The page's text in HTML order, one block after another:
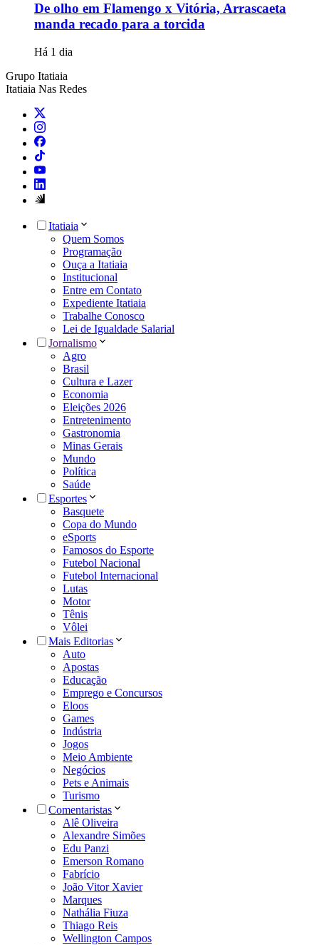
De olho em Flamengo x Vitória, Arrascaeta
manda recado para a torcida
Há 1 dia
Grupo Itatiaia
Itatiaia Nas Redes
Itatiaia
Quem Somos
Programação
Ouça a Itatiaia
Institucional
Entre em Contato
Expediente Itatiaia
Trabalhe Conosco
Lei de Igualdade Salarial
Jornalismo
Agro
Brasil
Cultura e Lazer
Economia
Eleições 2026
Entretenimento
Gastronomia
Minas Gerais
Mundo
Política
Saúde
Esportes
Basquete
Copa do Mundo
eSports
Famosos do Esporte
Futebol Nacional
Futebol Internacional
Lutas
Motor
Tênis
Vôlei
Mais Editorias
Auto
Apostas
Educação
Emprego e Concursos
Eloos
Games
Indústria
Jogos
Meio Ambiente
Negócios
Pets e Animais
Turismo
Comentaristas
Alê Oliveira
Alexandre Simões
Edu Panzi
Emerson Romano
Fabrício
João Vitor Xavier
Marques
Nathália Fiuza
Thiago Reis
Wellington Campos